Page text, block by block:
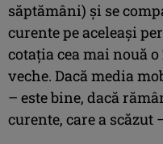
săptămâni) și se
curente pe aceleași
cotația cea mai nouă
veche. Dacă media
– este bine, dacă
curente, care a scăzut